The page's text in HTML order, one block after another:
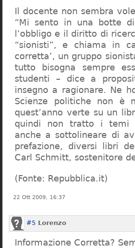
Il docente non sembra
“Mi sento in una botte
l’obbligo e il diritto di
“sionisti”, e chiama in
corretta’, un gruppo
tutto bisogna sempre
studenti – dice a
insegno a ragionare. Ne
Scienze politiche non è
quest’anno verte su un
quindi non tratto i temi
anche a sottolineare di
prefazione, diversi libri
Carl Schmitt, sostenitore
(Fonte: Repubblica.it)
22 Ott 2009, 16:37
#5 Lorenzo
Informazione Corretta?